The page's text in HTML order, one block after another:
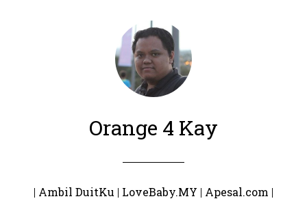
Orange 4 Kay
| Ambil DuitKu | LoveBaby.MY | Apesal.com |